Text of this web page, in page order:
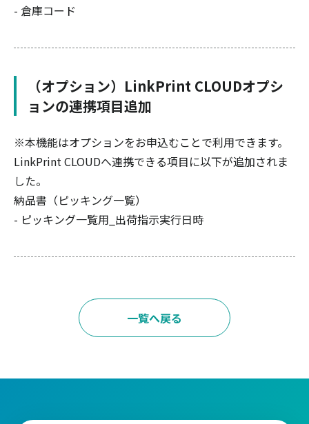
- 倉庫コード
（オプション）LinkPrint CLOUDオプシ
ョンの連携項目追加
※本機能はオプションをお申込むことで利用できます。
LinkPrint CLOUDへ連携できる項目に以下が追加されま
した。
納品書（ピッキング一覧）
- ピッキング一覧用_出荷指示実行日時
一覧へ戻る